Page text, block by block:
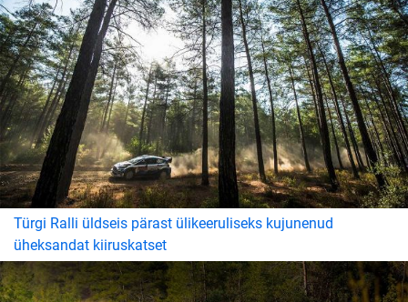
Türgi Ralli üldseis pärast ülikeeruliseks kujunenud
üheksandat kiiruskatset